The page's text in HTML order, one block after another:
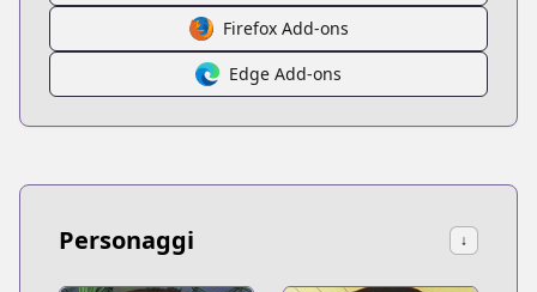
Firefox Add-ons
Edge Add-ons
Personaggi ↓